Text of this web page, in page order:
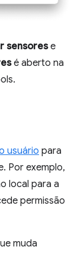
sensorese
é aberto na
usuário para
Por exemplo,
local para a
permissão
muda